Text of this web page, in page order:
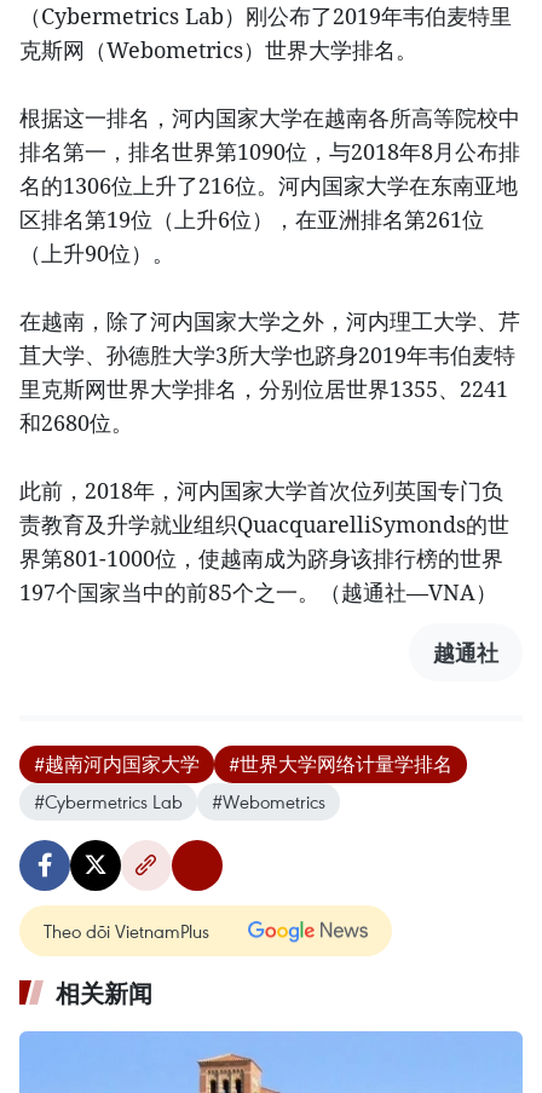
（Cybermetrics Lab）刚公布了2019年韦伯麦特里
克斯网（Webometrics）世界大学排名。
根据这一排名，河内国家大学在越南各所高等院校中
排名第一，排名世界第1090位，与2018年8月公布排
名的1306位上升了216位。河内国家大学在东南亚地
区排名第19位（上升6位），在亚洲排名第261位
（上升90位）。
在越南，除了河内国家大学之外，河内理工大学、芹
苴大学、孙德胜大学3所大学也跻身2019年韦伯麦特
里克斯网世界大学排名，分别位居世界1355、2241
和2680位。
此前，2018年，河内国家大学首次位列英国专门负
责教育及升学就业组织QuacquarelliSymonds的世
界第801-1000位，使越南成为跻身该排行榜的世界
197个国家当中的前85个之一。（越通社—VNA）
越通社
#越南河内国家大学
#世界大学网络计量学排名
#Cybermetrics Lab
#Webometrics
Theo dõi VietnamPlus
相关新闻